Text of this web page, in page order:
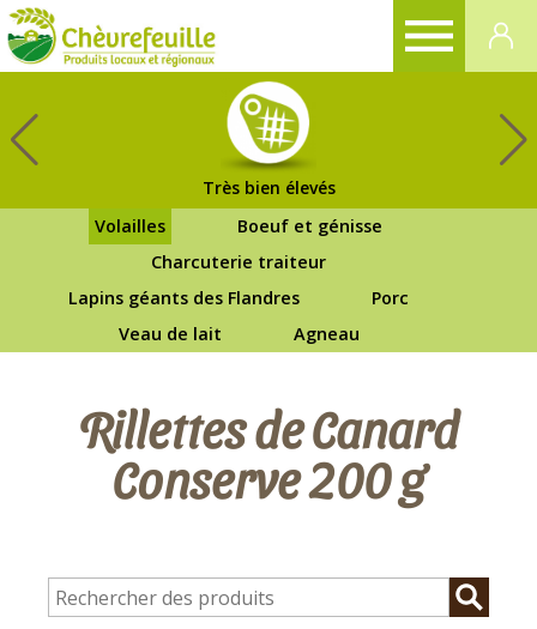
Très bien élevés
Volailles
Boeuf et génisse
Charcuterie traiteur
Lapins géants des Flandres
Porc
Veau de lait
Agneau
Rillettes de Canard
Conserve 200 g